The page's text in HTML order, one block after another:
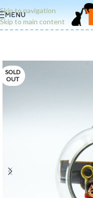
Skip to navigation
Skip to main content
MENU
SOLD
OUT